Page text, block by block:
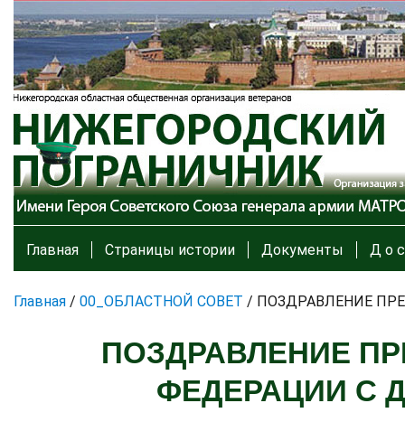
Главная Страницы истории Документы Д о с
Главная / 00_ОБЛАСТНОЙ СОВЕТ / ПОЗДРАВЛЕНИЕ
ПОЗДРАВЛЕНИЕ
ФЕДЕРАЦИИ С